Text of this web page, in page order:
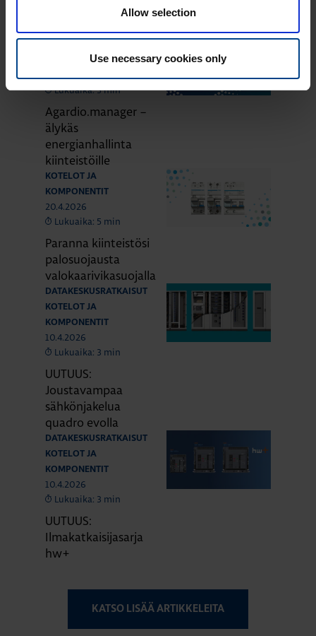
Allow selection
Use necessary cookies only
komponentit
KOMPONENTIT
Lukuaika: 3 min
Agardio.manager –
älykäs
energianhallinta
kiinteistöille
KOTELOT JA
KOMPONENTIT
20.4.2026
Lukuaika: 5 min
Paranna kiinteistösi
palosuojausta
valokaarivikasuojalla
DATAKESKUSRATKAISUT
KOTELOT JA
KOMPONENTIT
10.4.2026
Lukuaika: 3 min
UUTUUS:
Joustavampaa
sähkönjakelua
quadro evolla
DATAKESKUSRATKAISUT
KOTELOT JA
KOMPONENTIT
10.4.2026
Lukuaika: 3 min
UUTUUS:
Ilmakatkaisijasarja
hw+
KATSO LISÄÄ ARTIKKELEITA